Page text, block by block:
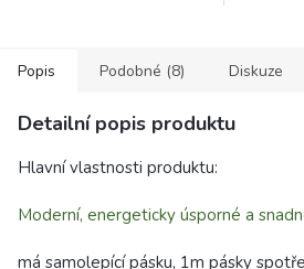
Popis Podobné (8) Diskuze
Detailní popis produktu
Hlavní vlastnosti produktu:
Moderní, energeticky úsporné a
má samolepící pásku, 1m pásky